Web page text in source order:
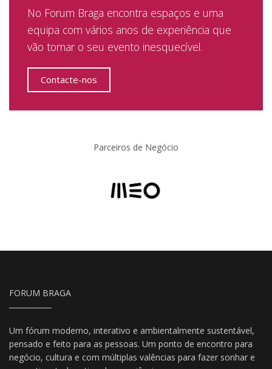
No Forum Braga encontra espaços e uma
equipa com vários anos de experiência que
vão tornar o seu evento inesquecível.
Contacte-nos
Parceiros de Negócio
FORUM BRAGA
Um fórum moderno, interativo e ambientalmente sustentável,
pensado e feito para as pessoas. Um ponto de encontro para
negócio, cultura e com múltiplas valências para fazer sonhar e